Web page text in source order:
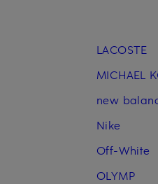
LACOSTE
MICHAEL
new
Nike
Off-White
OLYMP